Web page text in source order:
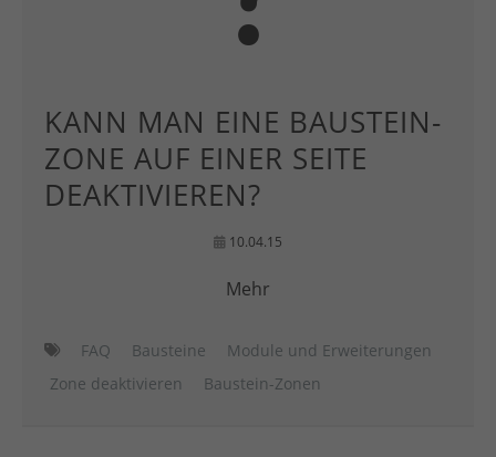
KANN MAN EINE BAUSTEIN-
ZONE AUF EINER SEITE
DEAKTIVIEREN?
10.04.15
Mehr
FAQ Bausteine
Module und Erweiterungen
Zone deaktivieren
Baustein-Zonen